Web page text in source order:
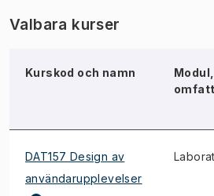
Valbara kurser
Kurskod och namn
Modul,
DAT157 Design av
användarupplevelser